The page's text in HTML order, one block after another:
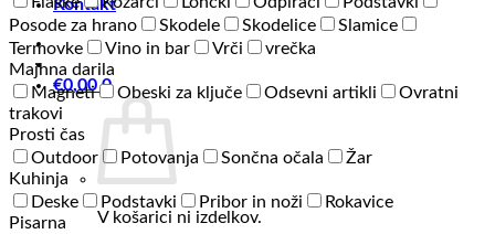
Kontakt
€0,00 0
V košarici ni izdelkov.
Posode za hrano
Skodele Skodelice
Slamice
Termovke
Vino in bar Vrči
vrečka
Majhna darila
Magneti
Obeski za ključe Odsevni artikli
Ovratni
trakovi
Prosti čas
Outdoor
Potovanja Sončna očala
Žar
Kuhinja
Deske
Podstavki Pribor in noži
Rokavice
Pisarna